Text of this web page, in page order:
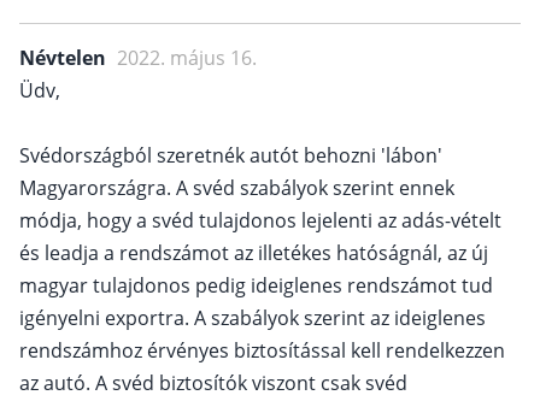
Névtelen 2022. május 16.
Üdv,
Svédországból szeretnék autót behozni 'lábon'
Magyarországra. A svéd szabályok szerint ennek
módja, hogy a svéd tulajdonos lejelenti az adás-vételt
és leadja a rendszámot az illetékes hatóságnál, az új
magyar tulajdonos pedig ideiglenes rendszámot tud
igényelni exportra. A szabályok szerint az ideiglenes
rendszámhoz érvényes biztosítással kell rendelkezzen
az autó. A svéd biztosítók viszont csak svéd